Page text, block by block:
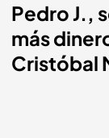
Pedro J.,
más
Cristóbal